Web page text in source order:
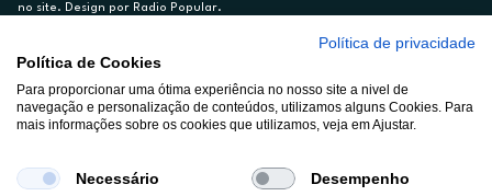
no site. Design por Radio Popular.
Ex. para limite de crédito de €1.500, reembolsado em 12 meses, TAN
14,79%.
Crédito sujeito a aprovação pelo Cetelem, marca BNP Paribas Personal
Finance, S.A., Sucursal em Portugal. Informe-se no 21 721 90 00 (dias
A Rádio Popular – Eletrodomésticos S.A. (Registo BdP848) atua como
intermediário de crédito a título acessório e com exclusividade (registo
Política de privacidade
Política de Cookies
Para proporcionar uma ótima experiência no nosso site a nivel de
navegação e personalização de conteúdos, utilizamos alguns Cookies. Para
mais informações sobre os cookies que utilizamos, veja em Ajustar.
Necessário Desempenho